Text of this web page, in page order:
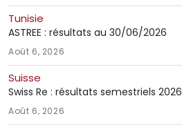
Tunisie
ASTREE : résultats au 30/06/2026
Août 6, 2026
Suisse
Swiss Re : résultats semestriels 2026
Août 6, 2026